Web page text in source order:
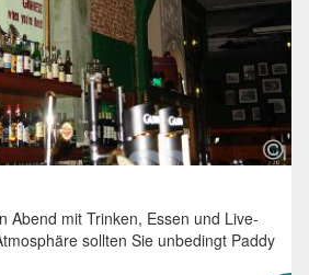
Abend mit Trinken, Essen und Live-
sollten Sie unbedingt Paddy